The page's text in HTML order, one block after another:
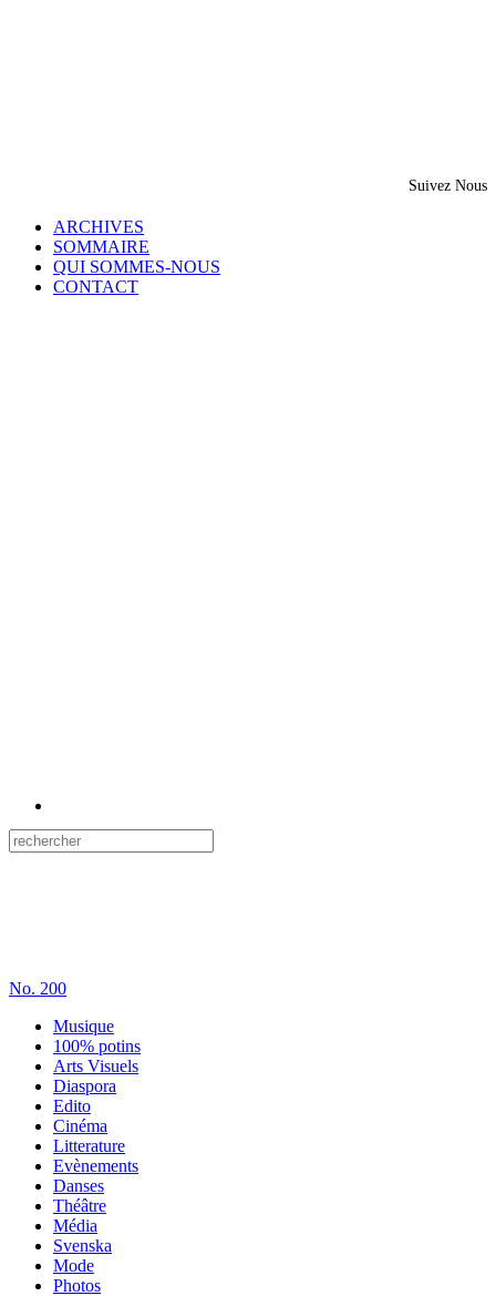
Suivez Nous
ARCHIVES
SOMMAIRE
QUI SOMMES-NOUS
CONTACT
No. 200
Musique
100% potins
Arts Visuels
Diaspora
Edito
Cinéma
Litterature
Evènements
Danses
Théâtre
Média
Svenska
Mode
Photos